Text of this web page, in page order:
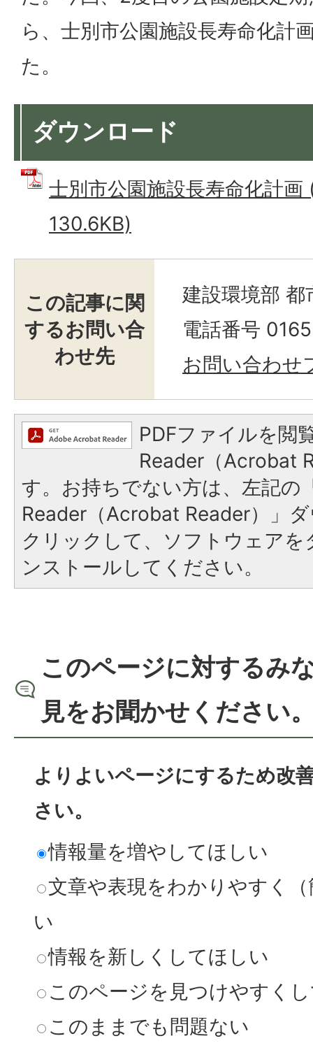
ら、士別市公園施設長寿命化計
た。
ダウンロード
士別市公園施設長寿命化計画
130.6KB)
この記事に関
するお問い合
わせ先
建設環境部 都
電話番号
お問い合わせ
PDFファイルを閲
Reader（Acrobat
す。お持ちでない方は、左記の
Reader（Acrobat Reader）」
クリックして、ソフトウェア
ンストールしてください。
このページに対するみ
見をお聞かせください
よりよいページにするため改
さい。
情報量を増やしてほしい
文章や表現をわかりやすく
い
情報を新しくしてほしい
このページを見つけやすく
このままでも問題ない